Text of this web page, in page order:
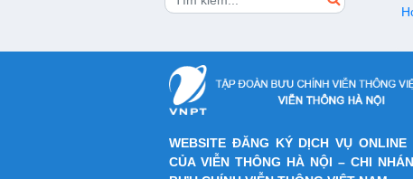
WEBSITE ĐĂNG KÝ DỊCH VỤ ONLINE
CỦA VIỄN THÔNG HÀ NỘI – CHI